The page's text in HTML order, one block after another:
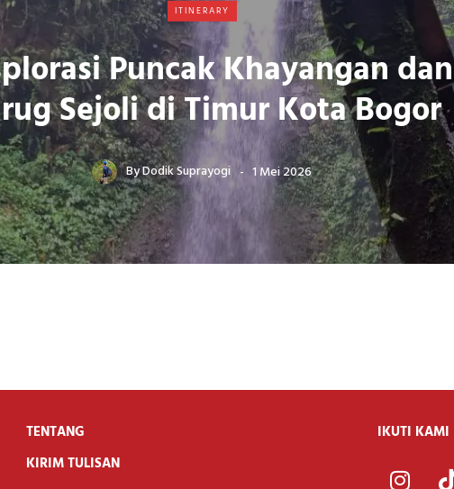
ITINERARY
Puncak Khayangan dan
Sejoli di Timur Kota Bogor
ByDodik Suprayogi 1 Mei 2026
TENTANG
KIRIM TULISAN
IKUTI KAMI